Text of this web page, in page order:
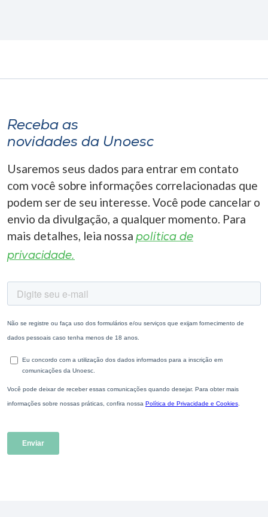
Receba as
novidades da Unoesc
Usaremos seus dados para entrar em contato
com você sobre informações correlacionadas que
podem ser de seu interesse. Você pode cancelar o
envio da divulgação, a qualquer momento. Para
mais detalhes, leia nossa política de
privacidade.